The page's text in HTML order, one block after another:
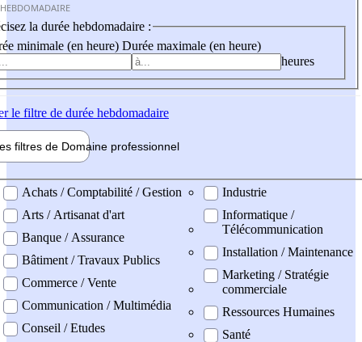
la durée hebdomadaire :
minimale (en heure) Durée maximale (en heure)
heures
le filtre de durée hebdomadaire
filtres de Domaine professionnel
professionel
Achats / Comptabilité / Gestion
Arts / Artisanat d'art
Banque / Assurance
Bâtiment / Travaux Publics
Commerce / Vente
Communication / Multimédia
Conseil / Etudes
Industrie
Informatique /
Télécommunication
Installation / Maintenance
Marketing / Stratégie
commerciale
Ressources Humaines
Santé